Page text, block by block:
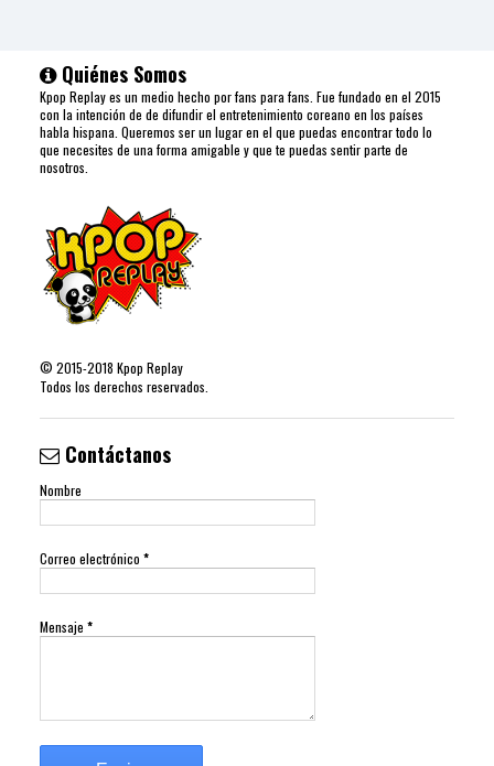
Quiénes Somos
Kpop Replay es un medio hecho por fans para fans. Fue fundado en el 2015
con la intención de de difundir el entretenimiento coreano en los países
habla hispana. Queremos ser un lugar en el que puedas encontrar todo lo
que necesites de una forma amigable y que te puedas sentir parte de
nosotros.
© 2015-2018 Kpop Replay
Todos los derechos reservados.
Contáctanos
Nombre
Correo electrónico *
Mensaje *